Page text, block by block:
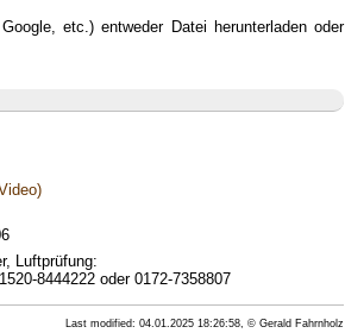
etc.) entweder Datei herunterladen oder
Luftprüfung:
8444222 oder 0172-7358807
Last modified: 04.01.2025 18:26:58, © Gerald Fahrnholz